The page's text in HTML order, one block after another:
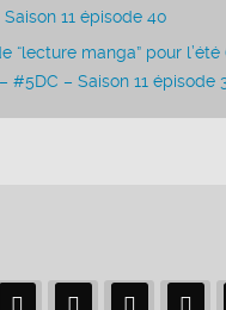
Saison 11 épisode 40
“lecture manga” pour l’été
#5DC – Saison 11 épisode